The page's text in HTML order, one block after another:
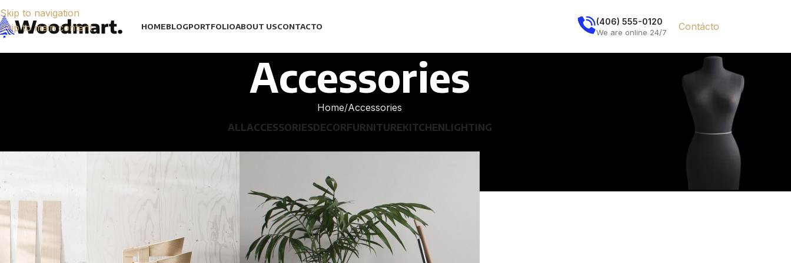
Skip to navigation
Skip to main content
HOMEBLOGPORTFOLIOABOUT USCONTACTO
(406) 555-0120
We are online 24/7 Contácto
Accessories
Home Accessories
ALLACCESSORIESDECORFURNITUREKITCHENLIGHTING